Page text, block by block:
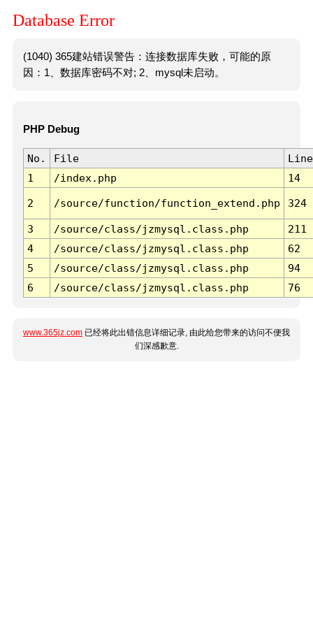
Database Error
(1040) 365建站错误警告：连接数据库失败，可能的原
因：1、数据库密码不对; 2、mysql未启动。
PHP Debug
No. File
Line
1
/index.php 14
2 /source/function/function_extend.php 324
3 /source/class/jzmysql.class.php
211
4
/source/class/jzmysql.class.php
62
5
/source/class/jzmysql.class.php
94
6
/source/class/jzmysql.class.php 76
www.365jz.com 已经将此出错信息详细记录, 由此给您带来的访问不便我
们深感歉意.